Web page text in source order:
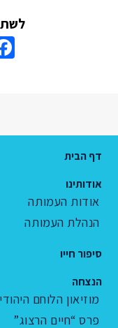
דף הבית
אודותינו
אודות העמותה
הנהלת העמותה
סיפור חייו
הנצחה
מוזיאון הלוחם
פרס “חיים הרצוג”